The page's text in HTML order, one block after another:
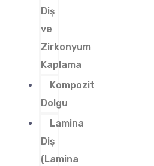
Diş
ve
Zirkonyum
Kaplama
Kompozit
Dolgu
Lamina
Diş
(Lamina